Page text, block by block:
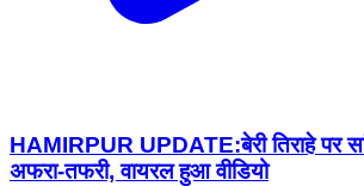
HAMIRPUR UPDATE:बेरी तिराहे पर
अफरा-तफरी, वायरल हुआ वीडियो